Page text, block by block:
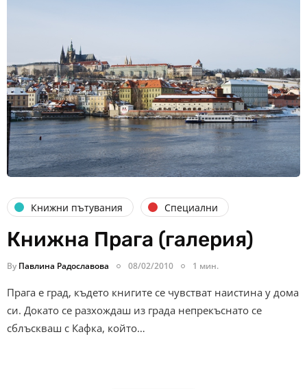
Книжни пътувания Специални
Книжна Прага (галерия)
By Павлина Радославова 08/02/2010 1 мин.
Прага е град, където книгите се чувстват наистина у дома
си. Докато се разхождаш из града непрекъснато се
сблъскваш с Кафка, който…